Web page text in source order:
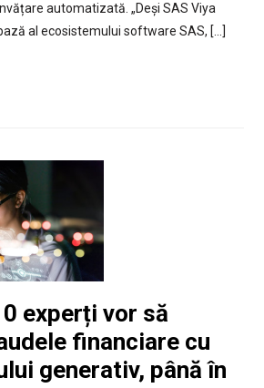
automatizată. „Deși SAS Viya
al ecosistemului software SAS, […]
experți vor să
financiare cu
generativ, până în